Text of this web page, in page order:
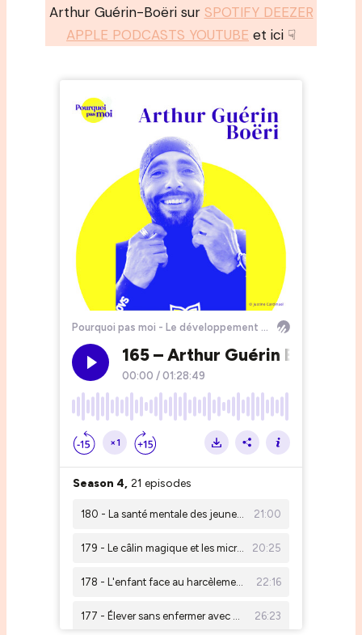
Arthur Guérin-Boëri sur SPOTIFY DEEZER
APPLE PODCASTS YOUTUBE et ici ☟